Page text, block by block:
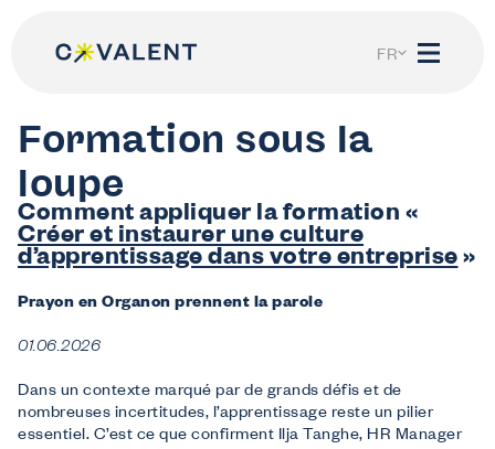
content
FR
Nous aidons
Découvrez ce que Co-valent peut faire pour votre entreprise.
Je suis travailleur
Je suis demandeur d’emploi ou étudiant
Tu rêves d’un futur dans notre secteur ?
Mon Co-valent
Formation sous la
loupe
Comment appliquer la formation «
Créer et instaurer une culture
d’apprentissage dans votre entreprise»
Prayon en Organon prennent la parole
01.06.2026
Dans un contexte marqué par de grands défis et de
nombreuses incertitudes, l’apprentissage reste un pilier
essentiel. C’est ce que confirment Ilja Tanghe, HR Manager